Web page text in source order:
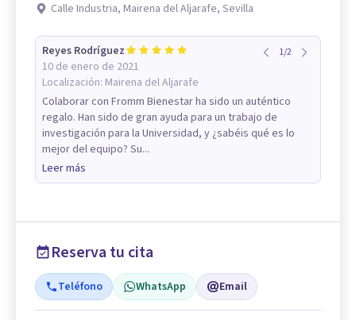
Calle Industria, Mairena del Aljarafe, Sevilla
Reyes Rodríguez
10 de enero de 2021
Localización: Mairena del Aljarafe
1/2
Colaborar con Fromm Bienestar ha sido un auténtico
regalo. Han sido de gran ayuda para un trabajo de
investigación para la Universidad, y ¿sabéis qué es lo
mejor del equipo? Su...
Leer más
Reserva tu cita
Teléfono WhatsApp Email